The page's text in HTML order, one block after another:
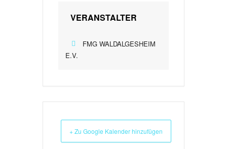
VERANSTALTER
FMG WALDALGESHEIM
E.V.
+ Zu Google Kalender hinzufügen